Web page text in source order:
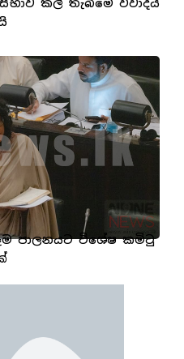
කල් තැබීමේ විවාදය
පාලනයට විශේෂ කමිටු